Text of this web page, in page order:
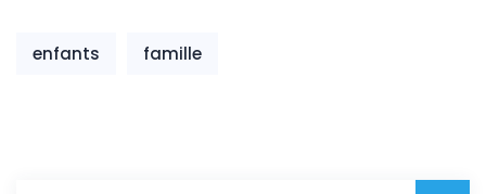
enfants famille